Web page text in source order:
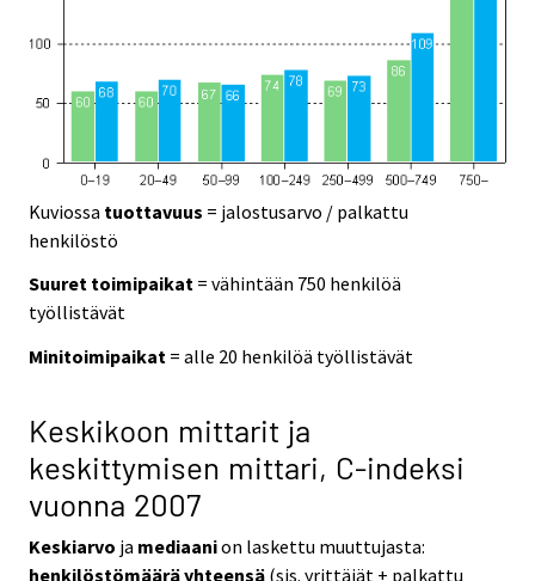
Kuviossa tuottavuus = jalostusarvo / palkattu
henkilöstö
Suuret toimipaikat = vähintään 750 henkilöä
työllistävät
Minitoimipaikat = alle 20 henkilöä työllistävät
Keskikoon mittarit ja
keskittymisen mittari, C-indeksi
vuonna 2007
Keskiarvo ja mediaanion laskettu muuttujasta:
henkilöstömäärä yhteensä (sis. yrittäjät + palkattu